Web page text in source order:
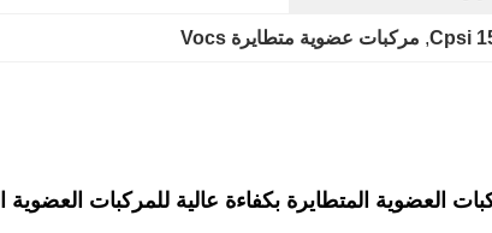
, مركبات عضوية متطايرة Vocs
العضوية المتطايرة بكفاءة عالية للمركبات العضوية